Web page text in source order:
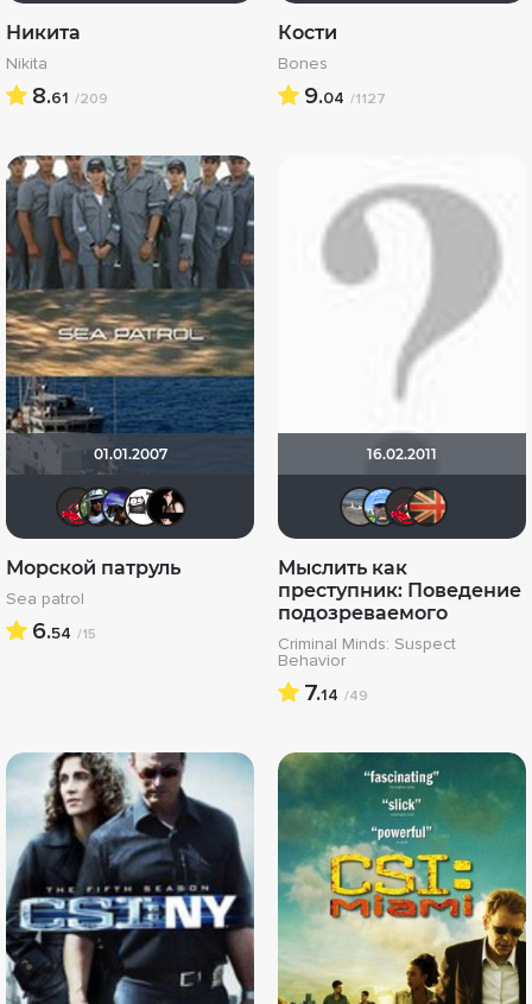
Никита
Nikita
8.61 /209
Кости
Bones
9.04 /1127
01.01.2007
jeya Клеопатра 115
Морской патруль
Sea patrol
6.54 /15
16.02.2011
Мыслить как
преступник: Поведение
подозреваемого
Criminal Minds: Suspect
Behavior
7.14 /49